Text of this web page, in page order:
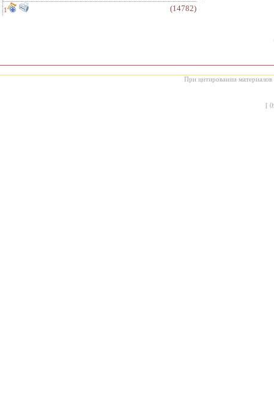
1 (14782)
При цитировании материалов
[